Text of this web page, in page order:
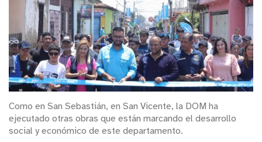
Como en San Sebastián, en San Vicente, la DOM ha
ejecutado otras obras que están marcando el desarrollo
social y económico de este departamento.